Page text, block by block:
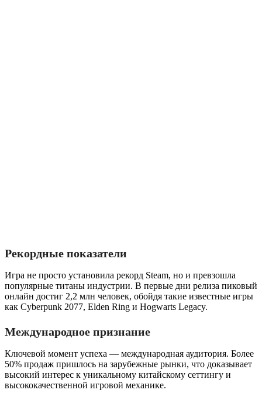
Рекордные показатели
Игра не просто установила рекорд Steam, но и превзошла
популярные титаны индустрии. В первые дни релиза пиковый
онлайн достиг 2,2 млн человек, обойдя такие известные игры
как Cyberpunk 2077, Elden Ring и Hogwarts Legacy.
Международное признание
Ключевой момент успеха — международная аудитория. Более
50% продаж пришлось на зарубежные рынки, что доказывает
высокий интерес к уникальному китайскому сеттингу и
высококачественной игровой механике.